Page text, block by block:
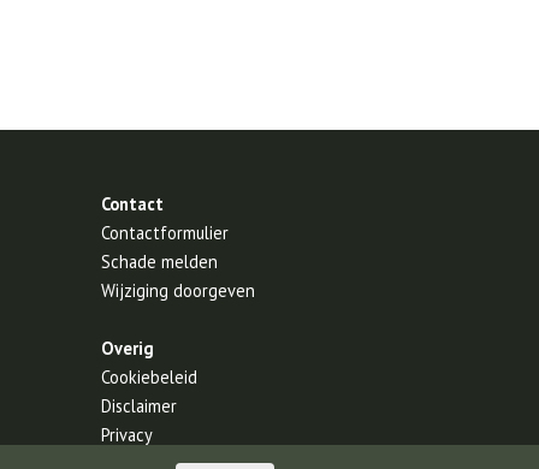
Contact
Contactformulier
Schade melden
Wijziging doorgeven
Overig
Cookiebeleid
Disclaimer
Privacy